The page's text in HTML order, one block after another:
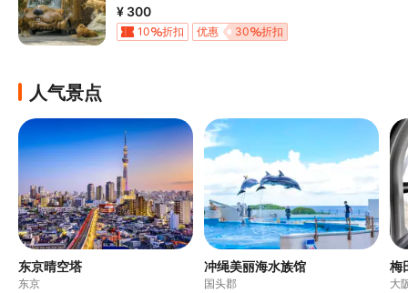
¥ 300
10 折扣 30 折扣
优惠
人气景点
东京晴空塔
东京
冲绳美丽海水族馆
国头郡
梅
大